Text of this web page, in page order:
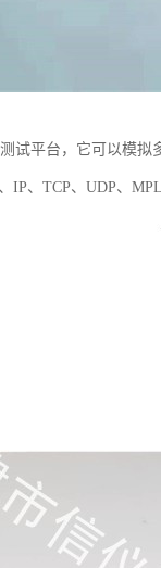
试平台，它可以模
、TCP、UDP、